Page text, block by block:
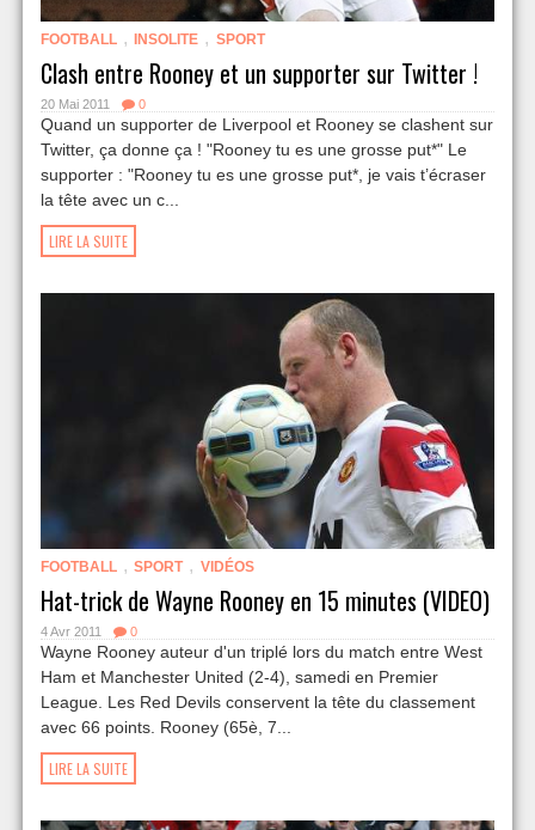
FOOTBALL , INSOLITE , SPORT
Clash entre Rooney et un supporter sur Twitter !
20 Mai 2011 0
Quand un supporter de Liverpool et Rooney se clashent sur
Twitter, ça donne ça ! "Rooney tu es une grosse put*" Le
supporter : "Rooney tu es une grosse put*, je vais t’écraser
la tête avec un c...
LIRE LA SUITE
FOOTBALL , SPORT , VIDÉOS
Hat-trick de Wayne Rooney en 15 minutes (VIDEO)
4 Avr 2011 0
Wayne Rooney auteur d'un triplé lors du match entre West
Ham et Manchester United (2-4), samedi en Premier
League. Les Red Devils conservent la tête du classement
avec 66 points. Rooney (65è, 7...
LIRE LA SUITE